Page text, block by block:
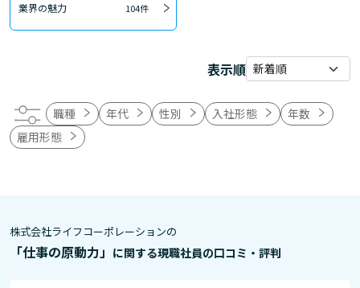
業界の魅力 104件
表示順
職種 年代 性別 入社形態
年数
雇用形態
株式会社ライフコーポレーションの
「仕事の原動力」 に関する現職社員の口コミ・評判